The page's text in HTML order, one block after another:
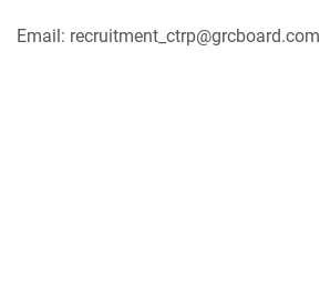
Email: recruitment_ctrp@grcboard.com